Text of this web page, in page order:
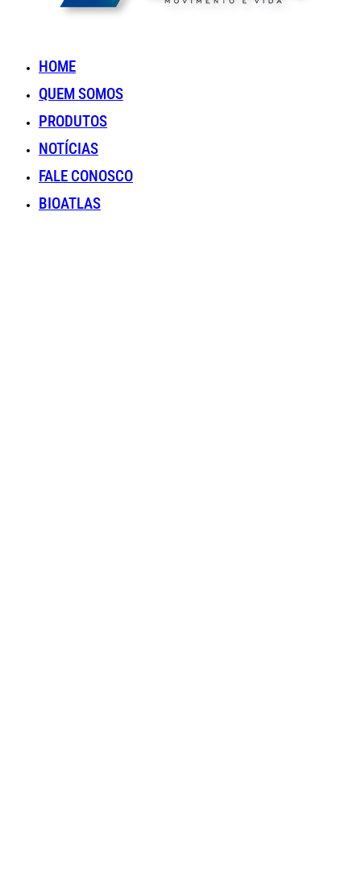
HOME
QUEM SOMOS
PRODUTOS
NOTÍCIAS
FALE CONOSCO
BIOATLAS